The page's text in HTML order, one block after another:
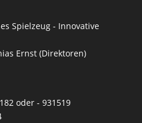
Spielzeug - Innovative
Ernst (Direktoren)
oder - 931519